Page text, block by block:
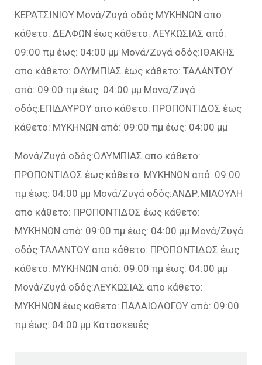
ΚΕΡΑΤΣΙΝΙΟΥ Μονά/Ζυγά οδός:ΜΥΚΗΝΩΝ απο
κάθετο: ΔΕΛΦΩΝ έως κάθετο: ΛΕΥΚΩΣΙΑΣ από:
09:00 πμ έως: 04:00 μμ Μονά/Ζυγά οδός:ΙΘΑΚΗΣ
απο κάθετο: ΟΛΥΜΠΙΑΣ έως κάθετο: ΤΑΛΑΝΤΟΥ
από: 09:00 πμ έως: 04:00 μμ Μονά/Ζυγά
οδός:ΕΠΙΔΑΥΡΟΥ απο κάθετο: ΠΡΟΠΟΝΤΙΔΟΣ έως
κάθετο: ΜΥΚΗΝΩΝ από: 09:00 πμ έως: 04:00 μμ
Μονά/Ζυγά οδός:ΟΛΥΜΠΙΑΣ απο κάθετο:
ΠΡΟΠΟΝΤΙΔΟΣ έως κάθετο: ΜΥΚΗΝΩΝ από: 09:00
πμ έως: 04:00 μμ Μονά/Ζυγά οδός:ΑΝΔΡ.ΜΙΑΟΥΛΗ
απο κάθετο: ΠΡΟΠΟΝΤΙΔΟΣ έως κάθετο:
ΜΥΚΗΝΩΝ από: 09:00 πμ έως: 04:00 μμ Μονά/Ζυγά
οδός:ΤΑΛΑΝΤΟΥ απο κάθετο: ΠΡΟΠΟΝΤΙΔΟΣ έως
κάθετο: ΜΥΚΗΝΩΝ από: 09:00 πμ έως: 04:00 μμ
Μονά/Ζυγά οδός:ΛΕΥΚΩΣΙΑΣ απο κάθετο:
ΜΥΚΗΝΩΝ έως κάθετο: ΠΑΛΑΙΟΛΟΓΟΥ από: 09:00
πμ έως: 04:00 μμ Κατασκευές